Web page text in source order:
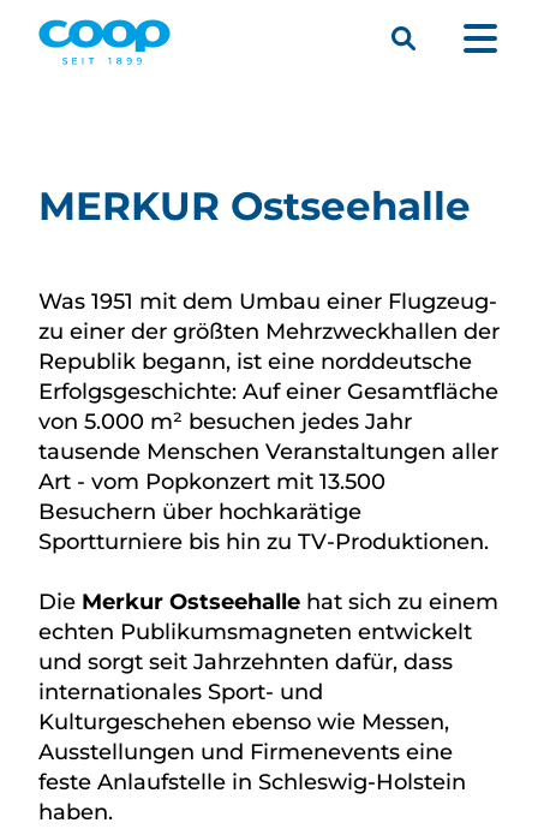
Menü
Suche
MERKUR Ostseehalle
Was 1951 mit dem Umbau einer Flugzeug-
zu einer der größten Mehrzweckhallen der
Republik begann, ist eine norddeutsche
Erfolgsgeschichte: Auf einer Gesamtfläche
von 5.000 m² besuchen jedes Jahr
tausende Menschen Veranstaltungen aller
Art - vom Popkonzert mit 13.500
Besuchern über hochkarätige
Sportturniere bis hin zu TV-Produktionen.
Die Merkur Ostseehalle hat sich zu einem
echten Publikumsmagneten entwickelt
und sorgt seit Jahrzehnten dafür, dass
internationales Sport- und
Kulturgeschehen ebenso wie Messen,
Ausstellungen und Firmenevents eine
feste Anlaufstelle in Schleswig-Holstein
haben.